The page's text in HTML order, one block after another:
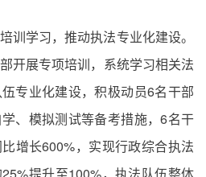
训学习，推动执法专业化建设。
开展专项培训，系统学习相关法
专业化建设，积极动员6名干部
、模拟测试等备考措施，6名干
增长600%，实现行政综合执法
提升至100%，执法队伍整体